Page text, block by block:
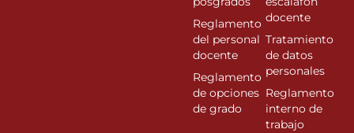
Reglamento
del personal
docente
Reglamento
de opciones
de grado
docente
Tratamiento
de datos
personales
Reglamento
interno de
trabajo